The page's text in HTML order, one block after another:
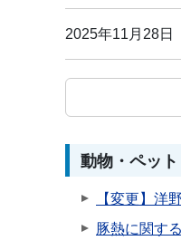
2025年11月28日
動物・ペット
【変更】洋
豚熱に関す